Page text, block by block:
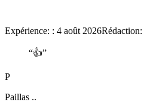
Expérience: : 4 août 2026Rédaction:
“👍”
P
Paillas ..